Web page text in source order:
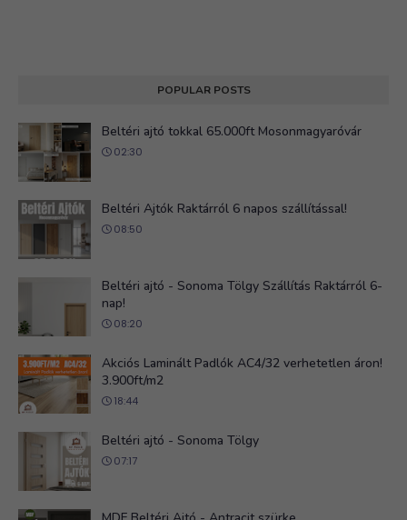
POPULAR POSTS
Beltéri ajtó tokkal 65.000ft Mosonmagyaróvár
02:30
Beltéri Ajtók Raktárról 6 napos szállítással!
08:50
Beltéri ajtó - Sonoma Tölgy Szállítás Raktárról 6-
nap!
08:20
Akciós Laminált Padlók AC4/32 verhetetlen áron!
3.900ft/m2
18:44
Beltéri ajtó - Sonoma Tölgy
07:17